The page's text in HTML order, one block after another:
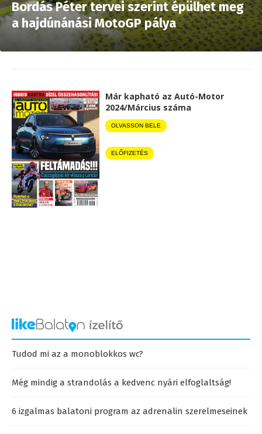
Bordás Péter tervei szerint épülhet meg
a hajdúnánási MotoGP pálya
Már kapható az Autó-Motor
2024/Március száma
OLVASSON BELE
ELŐFIZETÉS
Tudod mi az a monoblokkos wc?
Még mindig a strandolás a kedvenc nyári elfoglaltság!
6 izgalmas balatoni program az adrenalin szerelmeseinek